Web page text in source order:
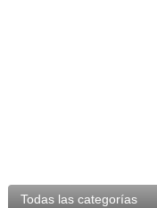
Todas las categorías